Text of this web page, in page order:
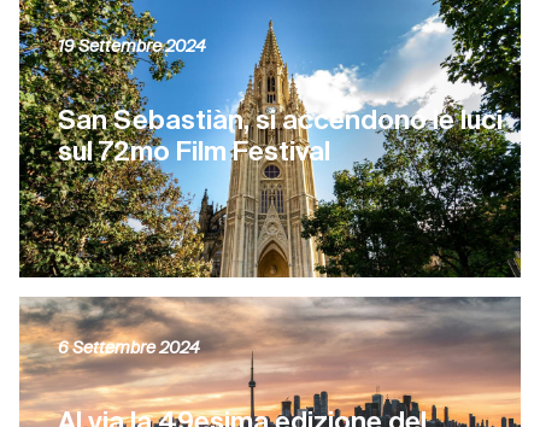
San Sebastiàn, si accendono le luci
sul 72mo Film Festival
19 Settembre 2024
6 Settembre 2024